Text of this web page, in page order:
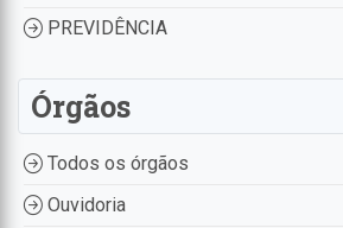
PREVIDÊNCIA
Órgãos
Todos os órgãos
Ouvidoria